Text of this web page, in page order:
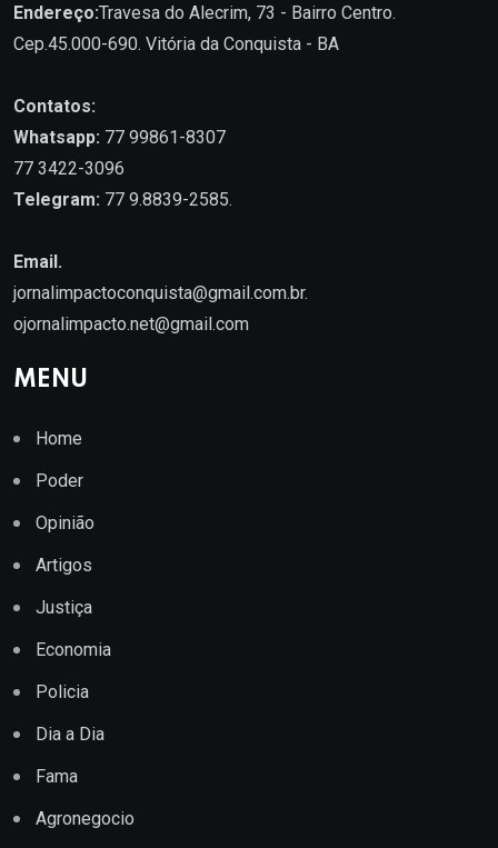
Endereço:Travesa do Alecrim, 73 - Bairro Centro.
Cep.45.000-690. Vitória da Conquista - BA
Contatos:
Whatsapp: 77 99861-8307
77 3422-3096
Telegram: 77 9.8839-2585.
Email.
jornalimpactoconquista@gmail.com.br.
ojornalimpacto.net@gmail.com
MENU
Home
Poder
Opinião
Artigos
Justiça
Economia
Policia
Dia a Dia
Fama
Agronegocio